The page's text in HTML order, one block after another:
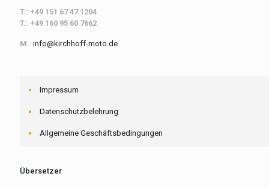
T.: +49 151 67 47 1204
T.: +49 160 95 60 7662
M.: info@kirchhoff-moto.de
Impressum
Datenschutzbelehrung
Allgemeine Geschäftsbedingungen
Übersetzer